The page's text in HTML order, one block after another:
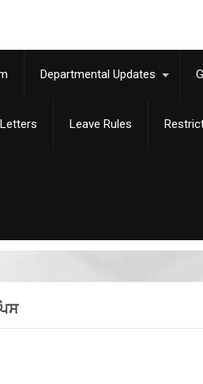
Departmental Updates
Leave Rules